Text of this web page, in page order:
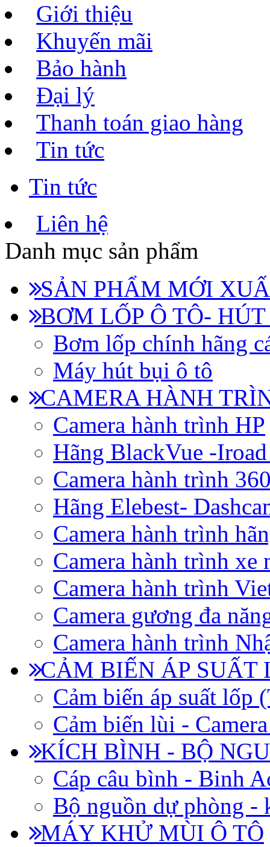
Giới thiệu
Khuyến mãi
Bảo hành
Đại lý
Thanh toán giao hàng
Tin tức
Tin tức
Liên hệ
Danh mục sản phẩm
SẢN PHẨM MỚI
BƠM LỐP Ô TÔ-
Bơm lốp chính hãng
Máy hút bụi ô tô
CAMERA HÀNH
Camera hành trình HP
Hãng BlackVue -
Camera hành trình
Hãng Elebest-
Camera hành trình
Camera hành trình xe
Camera hành trình
Camera gương đa
Camera hành trình
CẢM BIẾN ÁP SUẤT
Cảm biến áp suất lốp
Cảm biến lùi -
KÍCH BÌNH - BỘ
Cáp câu bình - Binh
Bộ nguồn dự phòng -
MÁY KHỬ MÙI Ô TÔ